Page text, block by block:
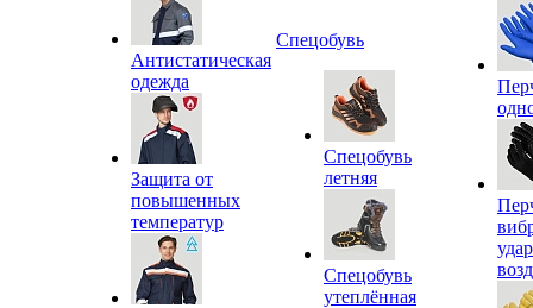
Антистатическая
одежда
Защита от
повышенных
температур
Спецобувь
Спецобувь
летняя
Спецобувь
утеплённая